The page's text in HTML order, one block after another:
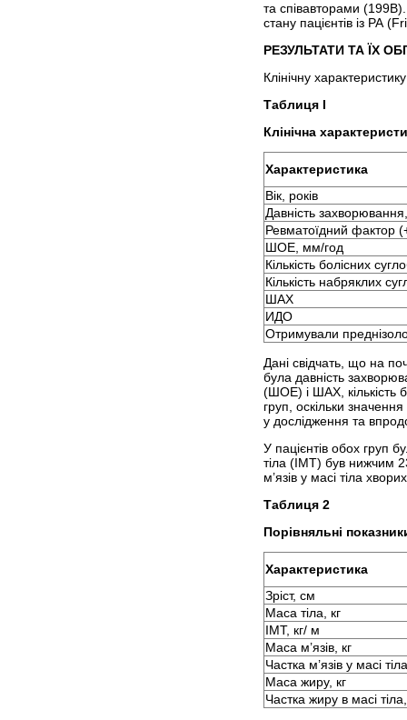
та співавторами
стану пацієнтів із РА
РЕЗУЛЬТАТИ ТА ЇХ
Клінічну
Таблиця І
Клінічна
Характеристика
Вік, років
Давність
Ревматоїдний фактор
ШОЕ, мм/год
Кількість болісних
Кількість набряклих
ШАХ
ИДО
Отримували
Дані свідчать, що на
була давність
(ШОЕ) і ШАХ, кількість
груп, оскільки
у дослідження та
У пацієнтів обох груп
тіла (ІМТ) був нижчим
м’язів у масі тіла
Таблиця 2
Порівняльні
Характеристика
Зріст, см
Маса тіла, кг
ІМТ, кг/ м
Маса м’язів, кг
Частка м’язів у масі
Маса жиру, кг
Частка жиру в масі